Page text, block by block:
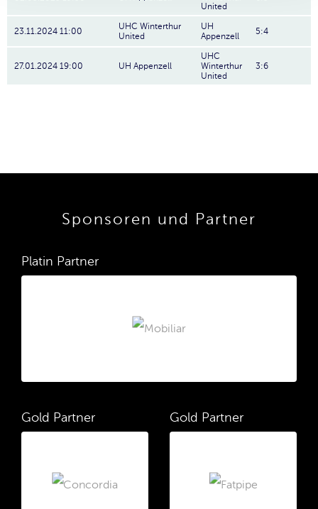
United
23.11.2024 11:00
UHC Winterthur
United
UH
Appenzell
5:4
27.01.2024 19:00 UH Appenzell
UHC
Winterthur
United
3:6
Sponsoren und Partner
Platin Partner
Gold Partner Gold Partner